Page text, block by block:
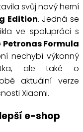
svůj nový herní
Edition. Jedná se
ve spolupráci s
Petronas Formula
nechybí výkonný
ale také o
aktuální verze
Xiaomi.
e-shop